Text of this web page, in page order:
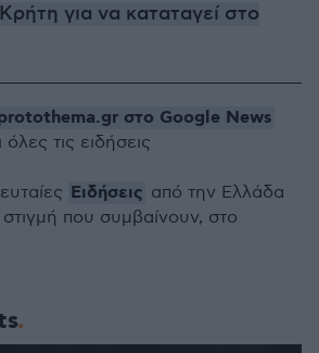
για να καταταγεί στο
στο Google News
τις ειδήσεις
Ειδήσεις από την Ελλάδα
που συμβαίνουν, στο